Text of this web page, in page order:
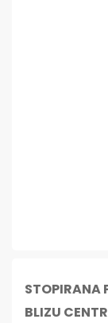
STOPIRANA
BLIZU